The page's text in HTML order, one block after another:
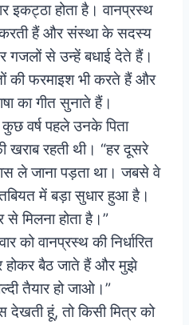
इकट्ठा होता है। वानप्रस्थ
हैं और संस्था के सदस्य
गजलों से उन्हें बधाई देते हैं।
की फरमाइश भी करते हैं और
का गीत सुनाते हैं।
वर्ष पहले उनके पिता
खराब रहती थी। “हर दूसरे
ले जाना पड़ता था। जबसे वे
में बड़ा सुधार हुआ है।
से मिलना होता है।”
को वानप्रस्थ की निर्धारित
होकर बैठ जाते हैं और मुझे
तैयार हो जाओ।”
देखती हूं, तो किसी मित्र को